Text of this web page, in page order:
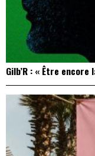
Gilb’R : « Être